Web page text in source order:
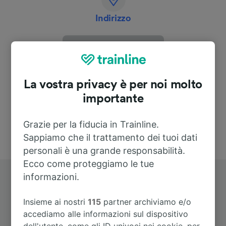
Indirizzo
57299 Burbach
La vostra privacy è per noi molto
importante
Grazie per la fiducia in Trainline.
Sappiamo che il trattamento dei tuoi dati
personali è una grande responsabilità.
Ecco come proteggiamo le tue
informazioni.
Insieme ai nostri115 partner archiviamo e/o
accediamo alle informazioni sul dispositivo